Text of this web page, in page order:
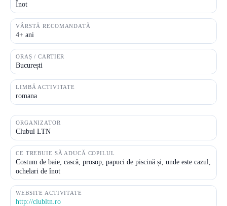
Înot
VÂRSTĂ RECOMANDATĂ
4+ ani
ORAȘ / CARTIER
București
LIMBĂ ACTIVITATE
romana
ORGANIZATOR
Clubul LTN
CE TREBUIE SĂ ADUCĂ COPILUL
Costum de baie, cască, prosop, papuci de piscină și, unde este cazul,
ochelari de înot
WEBSITE ACTIVITATE
http://clubltn.ro